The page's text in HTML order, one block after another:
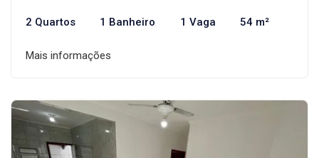
2 Quartos 1 Banheiro 1 Vaga 54 m²
Mais informações